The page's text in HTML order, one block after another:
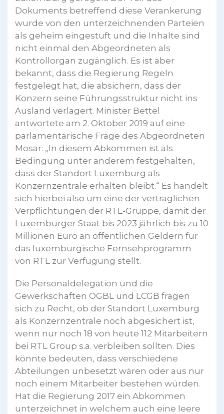
Dokuments betreffend diese Verankerung
wurde von den unterzeichnenden Parteien
als geheim eingestuft und die Inhalte sind
nicht einmal den Abgeordneten als
Kontrollorgan zugänglich. Es ist aber
bekannt, dass die Regierung Regeln
festgelegt hat, die absichern, dass der
Konzern seine Führungsstruktur nicht ins
Ausland verlagert. Minister Bettel
antwortete am 2. Oktober 2019 auf eine
parlamentarische Frage des Abgeordneten
Mosar: „In diesem Abkommen ist als
Bedingung unter anderem festgehalten,
dass der Standort Luxemburg als
Konzernzentrale erhalten bleibt.“ Es handelt
sich hierbei also um eine der vertraglichen
Verpflichtungen der RTL-Gruppe, damit der
Luxemburger Staat bis 2023 jährlich bis zu 10
Millionen Euro an öffentlichen Geldern für
das luxemburgische Fernsehprogramm
von RTL zur Verfügung stellt.
Die Personaldelegation und die
Gewerkschaften OGBL und LCGB fragen
sich zu Recht, ob der Standort Luxemburg
als Konzernzentrale noch abgesichert ist,
wenn nur noch 18 von heute 112 Mitarbeitern
bei RTL Group s.a. verbleiben sollten. Dies
könnte bedeuten, dass verschiedene
Abteilungen unbesetzt wären oder aus nur
noch einem Mitarbeiter bestehen würden.
Hat die Regierung 2017 ein Abkommen
unterzeichnet in welchem auch eine leere